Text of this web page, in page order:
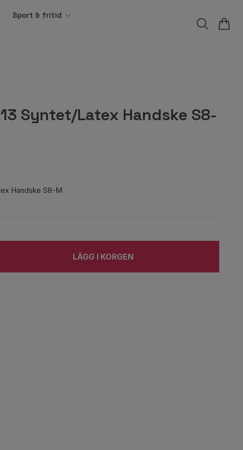
Sport & fritid
Syntet/Latex Handske S8-
Handske S8-M
LÄGG I KORGEN